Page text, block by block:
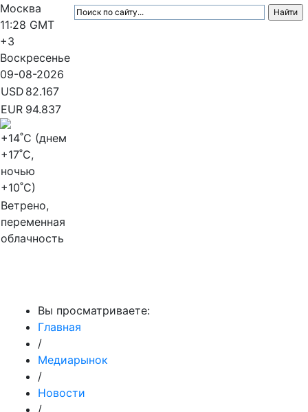
Москва
11:28 GMT
+3
Воскресенье
09-08-2026
USD 82.167
EUR 94.837
+14˚C (днем
+17˚C,
ночью
+10˚C)
Ветрено,
переменная
облачность
Вы просматриваете:
Главная
/
Медиарынок
/
Новости
/